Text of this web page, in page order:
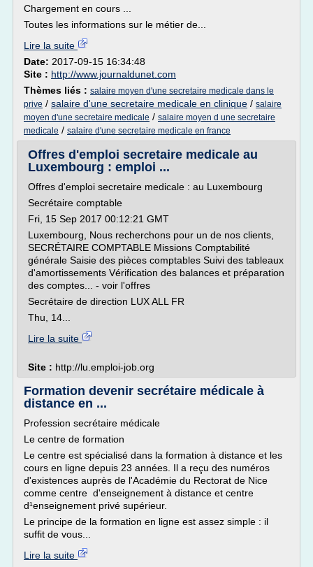
Chargement en cours ...
Toutes les informations sur le métier de...
Lire la suite
Date: 2017-09-15 16:34:48
Site : http://www.journaldunet.com
Thèmes liés : salaire moyen d'une secretaire medicale dans le
prive / salaire d'une secretaire medicale en clinique / salaire
moyen d'une secretaire medicale / salaire moyen d une secretaire
medicale / salaire d'une secretaire medicale en france
Offres d'emploi secretaire medicale au
Luxembourg : emploi ...
Offres d'emploi secretaire medicale : au Luxembourg
Secrétaire comptable
Fri, 15 Sep 2017 00:12:21 GMT
Luxembourg, Nous recherchons pour un de nos clients,
SECRÉTAIRE COMPTABLE Missions Comptabilité
générale Saisie des pièces comptables Suivi des tableaux
d'amortissements Vérification des balances et préparation
des comptes... - voir l'offres
Secrétaire de direction LUX ALL FR
Thu, 14...
Lire la suite
Site : http://lu.emploi-job.org
Formation devenir secrétaire médicale à
distance en ...
Profession secrétaire médicale
Le centre de formation
Le centre est spécialisé dans la formation à distance et les
cours en ligne depuis 23 années. Il a reçu des numéros
d'existences auprès de l'Académie du Rectorat de Nice
comme centre d'enseignement à distance et centre
d¹enseignement privé supérieur.
Le principe de la formation en ligne est assez simple : il
suffit de vous...
Lire la suite